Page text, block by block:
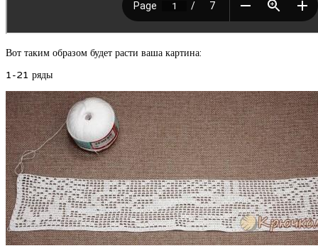
Вот таким образом будет расти ваша картина:
1-21 ряды